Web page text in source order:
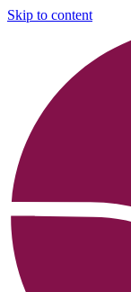
Skip to content